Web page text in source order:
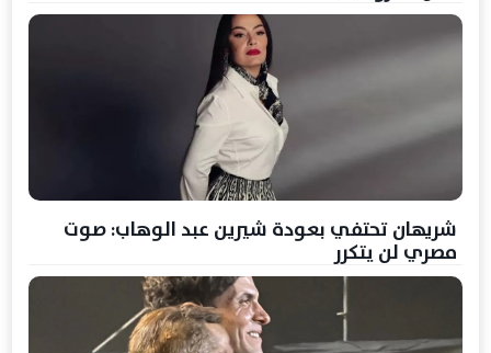
شريهان تحتفي بعودة شيرين عبد الوهاب: صوت
مصري لن يتكرر